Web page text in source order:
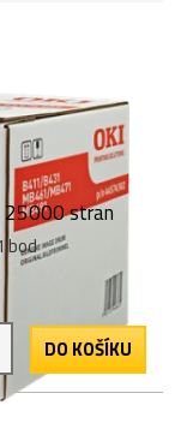
25000 stran
bod
DO KOŠÍKU